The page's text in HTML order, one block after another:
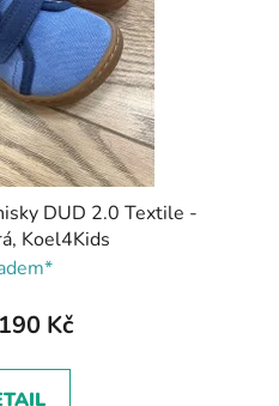
DUD 2.0 Textile -
Koel4Kids
Kč